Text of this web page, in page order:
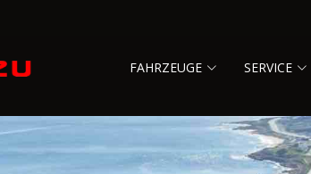
FAHRZEUGE SERVICE